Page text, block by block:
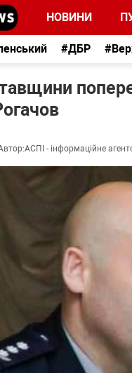
НОВИНИ
#ДБР
АСПІ - інформаційне